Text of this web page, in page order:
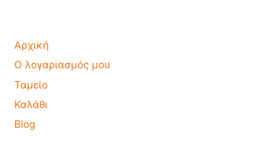
Αρχική
Ο λογαριασμός μου
Ταμείο
Καλάθι
Blog